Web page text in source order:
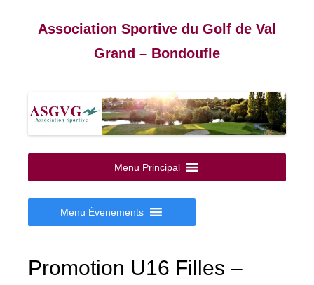
Association Sportive du Golf de Val
Grand – Bondoufle
au
contenu
Menu Principal
Menu Évenements
Promotion U16 Filles –